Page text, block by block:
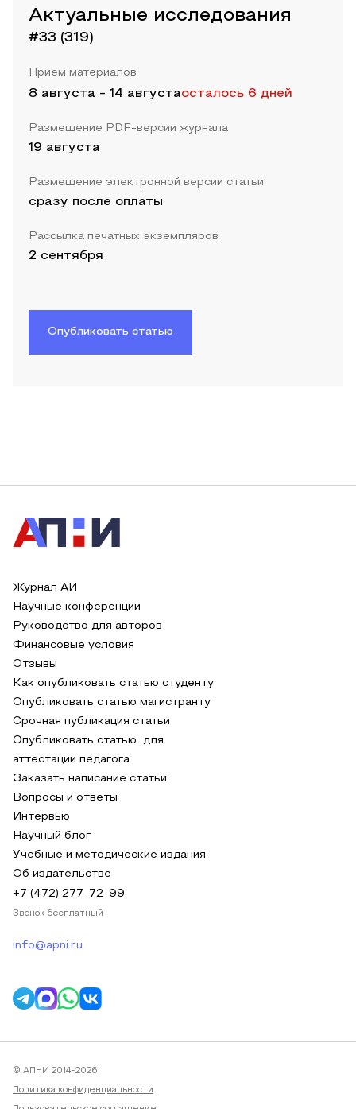
Актуальные исследования
#33 (319)
Прием материалов
8 августа - 14 августаосталось 6 дней
Размещение PDF-версии журнала
19 августа
Размещение электронной версии статьи
сразу после оплаты
Рассылка печатных экземпляров
2 сентября
Опубликовать статью
Журнал АИ
Научные конференции
Руководство для авторов
Финансовые условия
Отзывы
Как опубликовать статью студенту
Опубликовать статью магистранту
Срочная публикация статьи
Опубликовать статью для
аттестации педагога
Заказать написание статьи
Вопросы и ответы
Интервью
Научный блог
Учебные и методические издания
Об издательстве
+7 (472) 277-72-99
Звонок бесплатный
info@apni.ru
© АПНИ 2014-2026
Политика конфиденциальности